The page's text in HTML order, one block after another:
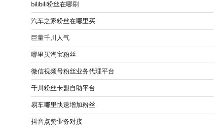
bilibili粉丝在哪刷
汽车之家粉丝在哪里买
巨量千川人气
哪里买淘宝粉丝
微信视频号粉丝业务代理平台
千川粉丝卡盟自助平台
易车哪里快速增加粉丝
抖音点赞业务对接